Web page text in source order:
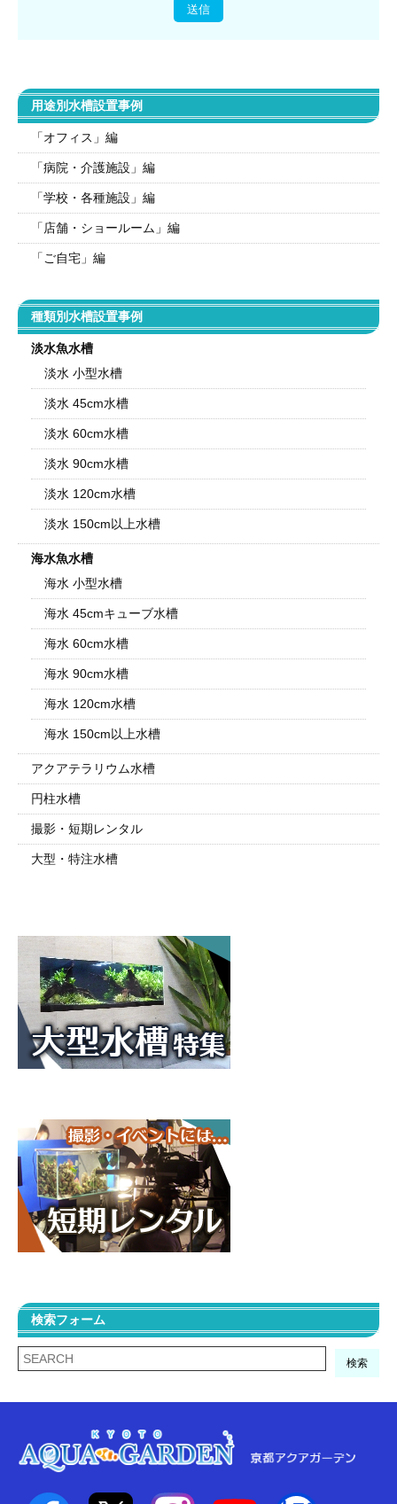
用途別水槽設置事例
「オフィス」編
「病院・介護施設」編
「学校・各種施設」編
「店舗・ショールーム」編
「ご自宅」編
種類別水槽設置事例
淡水魚水槽
淡水 小型水槽
淡水 45cm水槽
淡水 60cm水槽
淡水 90cm水槽
淡水 120cm水槽
淡水 150cm以上水槽
海水魚水槽
海水 小型水槽
海水 45cmキューブ水槽
海水 60cm水槽
海水 90cm水槽
海水 120cm水槽
海水 150cm以上水槽
アクアテラリウム水槽
円柱水槽
撮影・短期レンタル
大型・特注水槽
検索フォーム
検索